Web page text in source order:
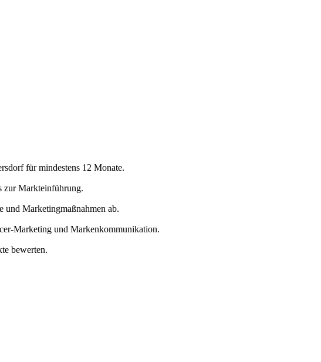
für mindestens 12 Monate.
zur Markteinführung.
und Marketingmaßnahmen ab.
Marketing und Markenkommunikation.
bewerten.